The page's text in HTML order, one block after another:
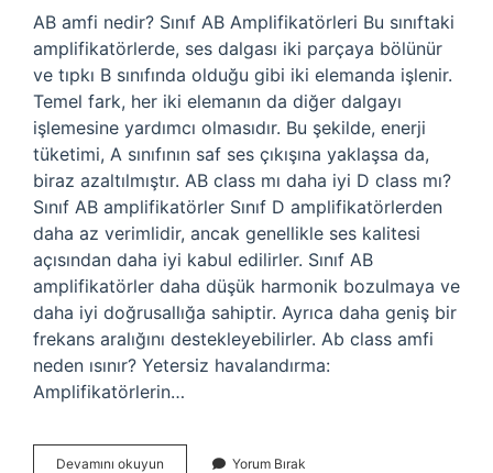
AB amfi nedir? Sınıf AB Amplifikatörleri Bu sınıftaki
amplifikatörlerde, ses dalgası iki parçaya bölünür
ve tıpkı B sınıfında olduğu gibi iki elemanda işlenir.
Temel fark, her iki elemanın da diğer dalgayı
işlemesine yardımcı olmasıdır. Bu şekilde, enerji
tüketimi, A sınıfının saf ses çıkışına yaklaşsa da,
biraz azaltılmıştır. AB class mı daha iyi D class mı?
Sınıf AB amplifikatörler Sınıf D amplifikatörlerden
daha az verimlidir, ancak genellikle ses kalitesi
açısından daha iyi kabul edilirler. Sınıf AB
amplifikatörler daha düşük harmonik bozulmaya ve
daha iyi doğrusallığa sahiptir. Ayrıca daha geniş bir
frekans aralığını destekleyebilirler. Ab class amfi
neden ısınır? Yetersiz havalandırma:
Amplifikatörlerin…
Devamını okuyun Yorum Bırak